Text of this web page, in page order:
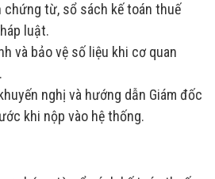
chứng từ, sổ sách kế toán thuế
luật.
và bảo vệ số liệu khi cơ quan
nghị và hướng dẫn Giám đốc
khi nộp vào hệ thống.